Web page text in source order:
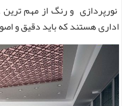
نورپردازی و رنگ از مهم ‌ترین
اداری هستند که باید دقیق و